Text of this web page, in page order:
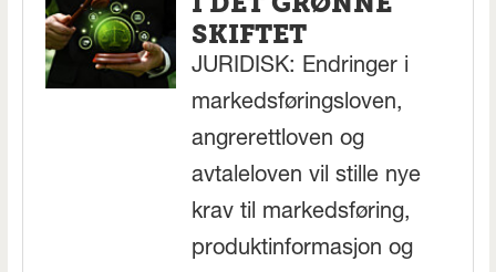
SKIFTET
JURIDISK: Endringer i
markedsføringsloven,
angrerettloven og
avtaleloven vil stille nye
krav til markedsføring,
produktinformasjon og